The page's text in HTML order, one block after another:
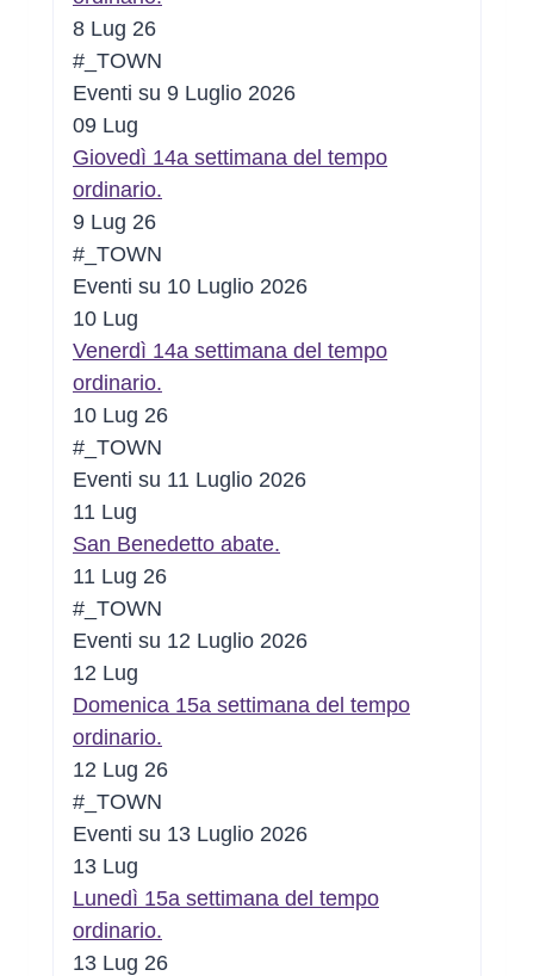
8 Lug 26
#_TOWN
Eventi su 9 Luglio 2026
09 Lug
Giovedì 14a settimana del tempo
ordinario.
9 Lug 26
#_TOWN
Eventi su 10 Luglio 2026
10 Lug
Venerdì 14a settimana del tempo
ordinario.
10 Lug 26
#_TOWN
Eventi su 11 Luglio 2026
11 Lug
San Benedetto abate.
11 Lug 26
#_TOWN
Eventi su 12 Luglio 2026
12 Lug
Domenica 15a settimana del tempo
ordinario.
12 Lug 26
#_TOWN
Eventi su 13 Luglio 2026
13 Lug
Lunedì 15a settimana del tempo
ordinario.
13 Lug 26